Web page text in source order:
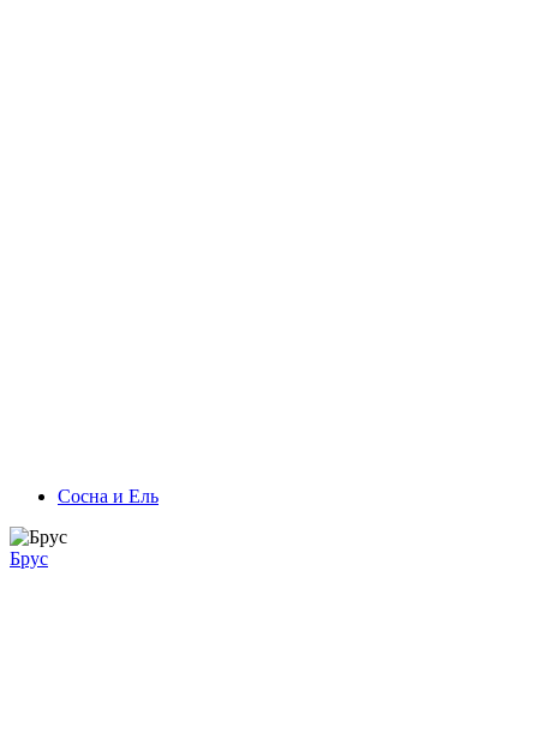
Сосна и Ель
Брус